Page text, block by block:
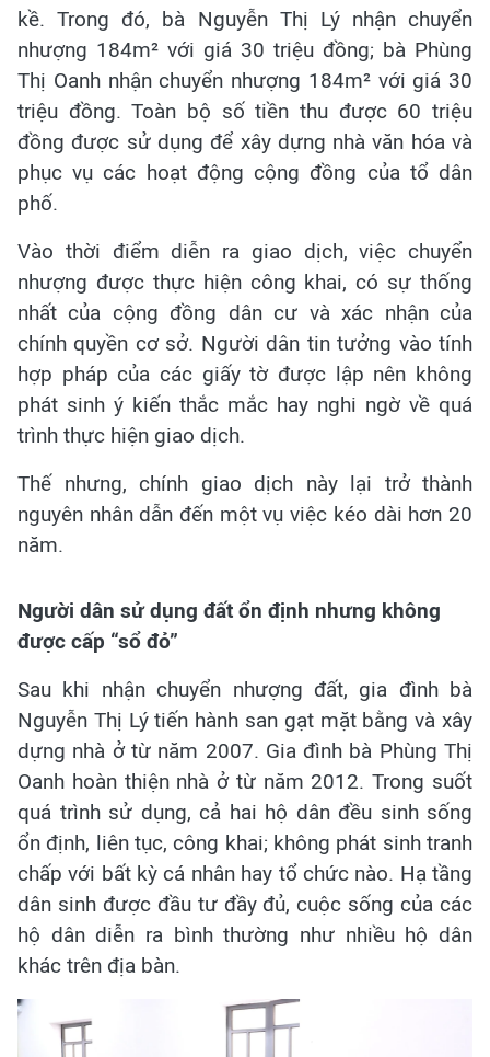
kề. Trong đó, bà Nguyễn Thị Lý nhận chuyển
nhượng 184m² với giá 30 triệu đồng; bà Phùng
Thị Oanh nhận chuyển nhượng 184m² với giá 30
triệu đồng. Toàn bộ số tiền thu được 60 triệu
đồng được sử dụng để xây dựng nhà văn hóa và
phục vụ các hoạt động cộng đồng của tổ dân
phố.
Vào thời điểm diễn ra giao dịch, việc chuyển
nhượng được thực hiện công khai, có sự thống
nhất của cộng đồng dân cư và xác nhận của
chính quyền cơ sở. Người dân tin tưởng vào tính
hợp pháp của các giấy tờ được lập nên không
phát sinh ý kiến thắc mắc hay nghi ngờ về quá
trình thực hiện giao dịch.
Thế nhưng, chính giao dịch này lại trở thành
nguyên nhân dẫn đến một vụ việc kéo dài hơn 20
năm.
Người dân sử dụng đất ổn định nhưng không
được cấp “sổ đỏ”
Sau khi nhận chuyển nhượng đất, gia đình bà
Nguyễn Thị Lý tiến hành san gạt mặt bằng và xây
dựng nhà ở từ năm 2007. Gia đình bà Phùng Thị
Oanh hoàn thiện nhà ở từ năm 2012. Trong suốt
quá trình sử dụng, cả hai hộ dân đều sinh sống
ổn định, liên tục, công khai; không phát sinh tranh
chấp với bất kỳ cá nhân hay tổ chức nào. Hạ tầng
dân sinh được đầu tư đầy đủ, cuộc sống của các
hộ dân diễn ra bình thường như nhiều hộ dân
khác trên địa bàn.